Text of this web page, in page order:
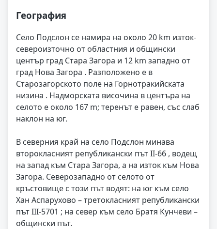
География
Село Подслон се намира на около 20 km изток-
североизточно от областния и общински
център град Стара Загора и 12 km западно от
град Нова Загора . Разположено е в
Старозагорското поле на Горнотракийската
низина . Надморската височина в центъра на
селото е около 167 m; теренът е равен, със слаб
наклон на юг.
В северния край на село Подслон минава
второкласният републикански път II-66 , водещ
на запад към Стара Загора, а на изток към Нова
Загора. Северозападно от селото от
кръстовище с този път водят: на юг към село
Хан Аспарухово – третокласният републикански
път III-5701 ; на север към село Братя Кунчеви –
общински път.